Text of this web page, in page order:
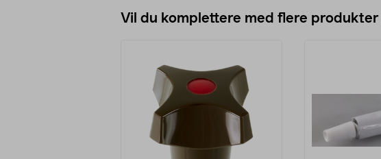
Vil du komplettere med flere produkter